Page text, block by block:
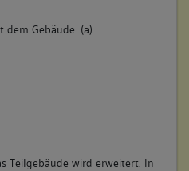
dem Gebäude. (a)
Teilgebäude wird erweitert. In